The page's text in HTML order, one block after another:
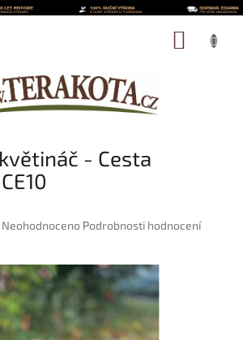
- Cesta
Průměrné
je
0,0
z
5
hvězdiček.
Neohodnoceno Podrobnosti hodnocení